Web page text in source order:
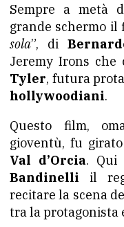
Sempre a metà
grande schermo il
sola”, di
Jeremy Irons che
Tyler, futura
hollywoodiani.
Questo film,
gioventù, fu girato
Val d’Orcia. Qui
Bandinelli il
recitare la scena
tra la protagonista